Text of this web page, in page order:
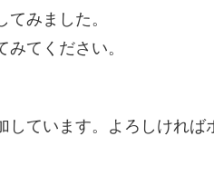
てみました。
てください。
しています。よろしければ